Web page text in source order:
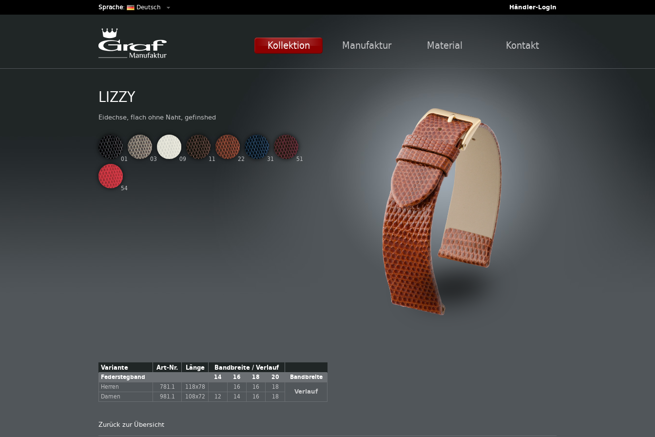
Sprache: Deutsch Händler-Login
Kollektion Manufaktur Material Kontakt
LIZZY
Eidechse, flach ohne Naht, gefinshed
01 03 09 11 22 31 51
54
Variante Art-Nr. Länge Bandbreite / Verlauf
Federstegband 14 16 18 20
Bandbreite
Herren
781.1 118x78 16 16 18
Verlauf
Damen 981.1 108x72 12 14 16 18
Zurück zur Übersicht